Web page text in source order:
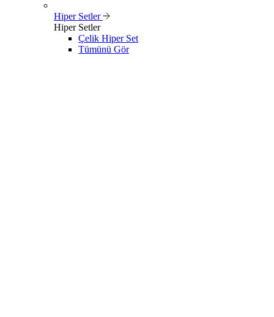
Hiper Setler
Hiper Setler
Çelik Hiper Set
Tümünü Gör